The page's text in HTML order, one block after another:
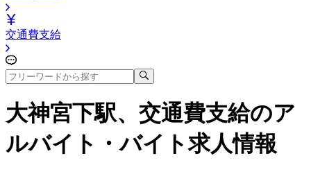
交通費支給
大神宮下駅、交通費支給のア
ルバイト・バイト求人情報